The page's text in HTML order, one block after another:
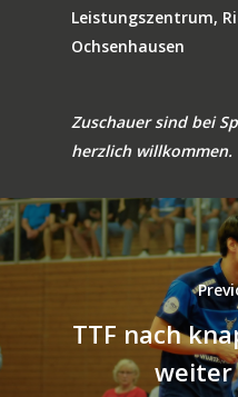
Leistungszentrum,
Ochsenhausen
Zuschauer sind bei
herzlich willkommen.
TTF nach
weiter